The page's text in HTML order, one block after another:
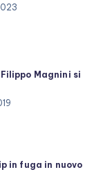
Magnini si
in fuga in nuovo